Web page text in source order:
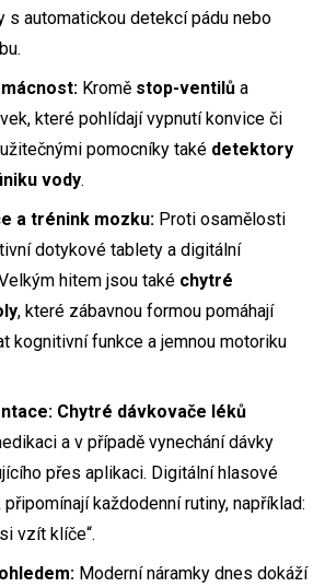
s automatickou detekcí pádu nebo
Kromě stop-ventilů a
které pohlídají vypnutí konvice či
pomocníky také detektory
vody.
a trénink mozku: Proti osamělosti
dotykové tablety a digitální
hitem jsou také chytré
, které zábavnou formou pomáhají
kognitivní funkce a jemnou motoriku
Chytré dávkovače léků
a v případě vynechání dávky
přes aplikaci. Digitální hlasové
každodenní rutiny, například:
vzít klíče“.
Moderní náramky dnes dokáží